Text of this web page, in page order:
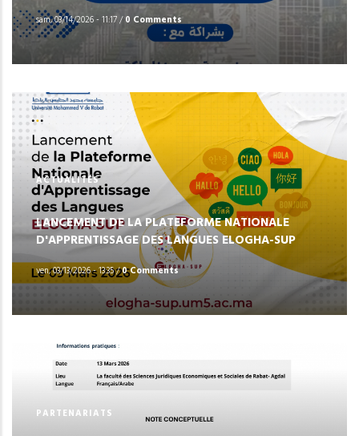
sam, 03/14/2026 - 11:17/0 Comments
ACTUALITÉS
LANCEMENT DE LA PLATEFORME NATIONALE
D'APPRENTISSAGE DES LANGUES ELOGHA-SUP
ven, 03/13/2026 - 13:35/0 Comments
PARTENARIATS